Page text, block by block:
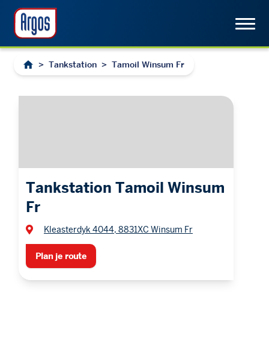
> Tankstation > Tamoil Winsum Fr
Tankstation Tamoil Winsum
Fr
Kleasterdyk 4044, 8831XC Winsum Fr
Plan je route